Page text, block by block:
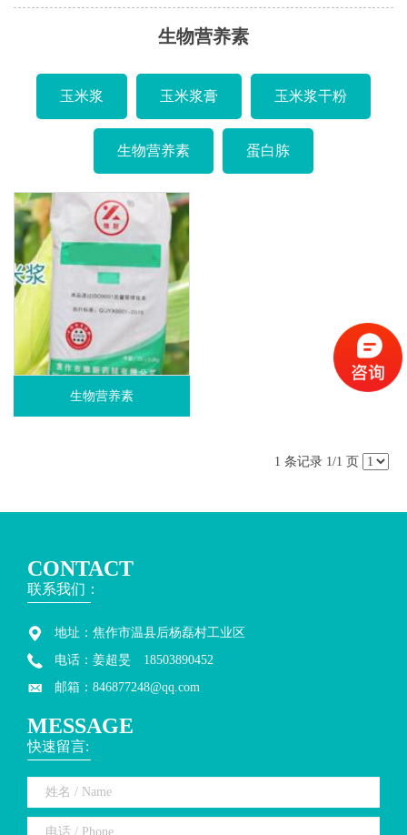
生物营养素
玉米浆 玉米浆膏 玉米浆干粉
生物营养素 蛋白胨
生物营养素
1 条记录 1/1 页
CONTACT
联系我们：
地址：焦作市温县后杨磊村工业区
电话：姜超旻 18503890452
邮箱：846877248@qq.com
MESSAGE
快速留言: